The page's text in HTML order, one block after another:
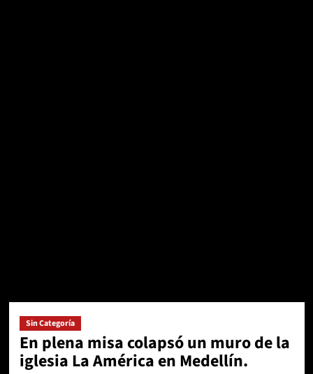
Sin Categoría
En plena misa colapsó un muro de la
iglesia La América en Medellín.